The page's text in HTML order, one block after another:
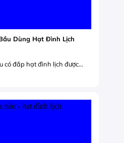
Dùng Hạt Đình Lịch
có đắp hạt đình lịch được...